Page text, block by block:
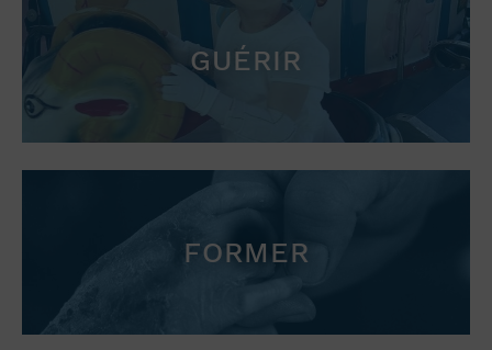
GUÉRIR
FORMER